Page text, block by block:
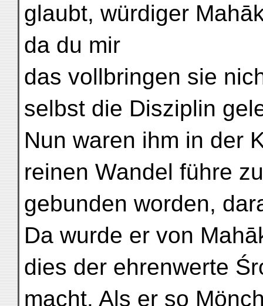
glaubt, würdiger
da du mir
das vollbringen sie
selbst die Disziplin
Nun waren ihm in der
reinen Wandel führe
gebunden worden,
Da wurde er von
dies der ehrenwerte
macht. Als er so